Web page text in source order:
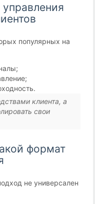
управления
популярных на
клиента, а
свои
формат
не универсален